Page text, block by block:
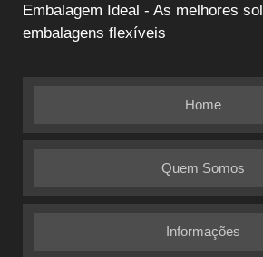
Embalagem Ideal - As melhores
embalagens flexíveis
Home
Quem Somos
Informações